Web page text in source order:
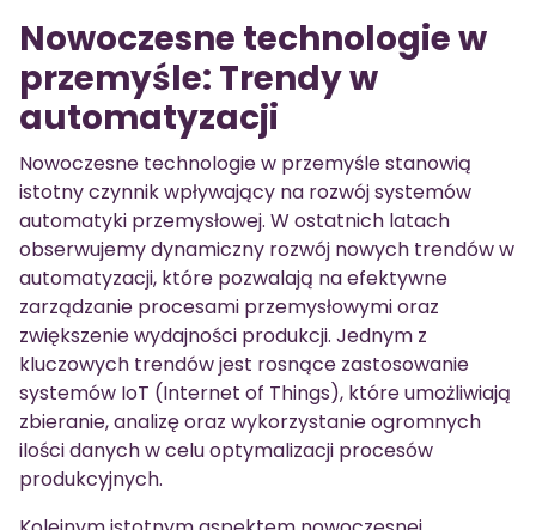
Nowoczesne technologie w
przemyśle: Trendy w
automatyzacji
Nowoczesne technologie w przemyśle stanowią
istotny czynnik wpływający na rozwój systemów
automatyki przemysłowej. W ostatnich latach
obserwujemy dynamiczny rozwój nowych trendów w
automatyzacji, które pozwalają na efektywne
zarządzanie procesami przemysłowymi oraz
zwiększenie wydajności produkcji. Jednym z
kluczowych trendów jest rosnące zastosowanie
systemów IoT (Internet of Things), które umożliwiają
zbieranie, analizę oraz wykorzystanie ogromnych
ilości danych w celu optymalizacji procesów
produkcyjnych.